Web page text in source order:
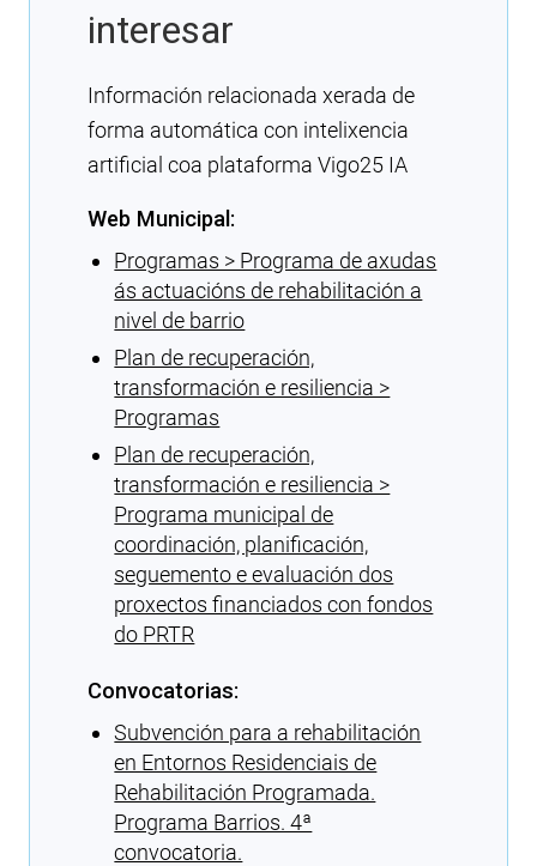
interesar
Información relacionada xerada de
forma automática con intelixencia
artificial coa plataforma Vigo25 IA
Web Municipal:
Programas > Programa de axudas
ás actuacións de rehabilitación a
nivel de barrio
Plan de recuperación,
transformación e resiliencia >
Programas
Plan de recuperación,
transformación e resiliencia >
Programa municipal de
coordinación, planificación,
seguemento e evaluación dos
proxectos financiados con fondos
do PRTR
Convocatorias:
Subvención para a rehabilitación
en Entornos Residenciais de
Rehabilitación Programada.
Programa Barrios. 4ª
convocatoria.